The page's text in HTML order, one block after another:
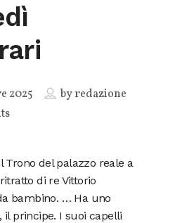
2025 byredazione
Trono del palazzo reale a
di re Vittorio
bambino. … Ha uno
il principe. I suoi capelli